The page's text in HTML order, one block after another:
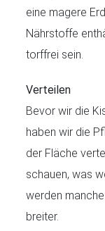
eine magere
Nährstoffe
torffrei sein.
Verteilen
Bevor wir die
haben wir die
der Fläche
schauen, was
werden
breiter.